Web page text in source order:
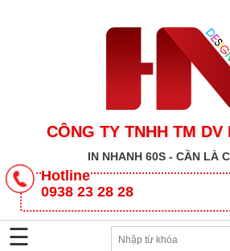
CÔNG TY TNHH TM DV
IN NHANH 60S - CẦN LÀ
Hotline
0938 23 28 28
CÔNG
TY
TNHH
TM
DV
☰